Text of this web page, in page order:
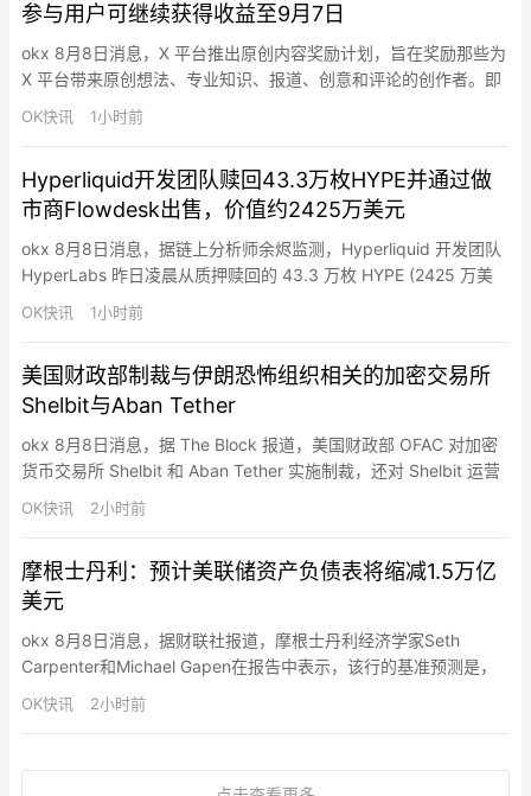
参与用户可继续获得收益至9月7日
okx 8月8日消息，X 平台推出原创内容奖励计划，旨在奖励那些为
X 平台带来原创想法、专业知识、报道、创意和评论的创作者。即
日起，停止新用户加入原收益分成计划。现有收益分成用户可继续
获得收益至 9 月 7 日，之后有三次最终付款（8 月 14 日、8 月 28
成用户可申请加入新的…
OK快讯 1小时前
Hyperliquid开发团队赎回43.3万枚HYPE并通过做
市商Flowdesk出售，价值约2425万美元
okx 8月8日消息，据链上分析师余烬监测，Hyperliquid 开发团队
HyperLabs 昨日凌晨从质押赎回的 43.3 万枚 HYPE (2425 万美
元)，已经在通过做市商 Flowdesk 进行出售。过去几个小时里，开
发团队从质押赎回的 HYPE 其中有 16.5 万枚 (923 万美元) 转给了
OK快讯 1小时前
美国财政部制裁与伊朗恐怖组织相关的加密交易所
Shelbit与Aban Tether
okx 8月8日消息，据 The Block 报道，美国财政部 OFAC 对加密
货币交易所 Shelbit 和 Aban Tether 实施制裁，还对 Shelbit 运营
者 Siavash Kayvanpour 及其在格鲁吉亚、波兰和阿联酋拥有和控
制的多家公司实施了制裁。财政部外国资产控制办公室指控这些交
OK快讯 2小时前
摩根士丹利：预计美联储资产负债表将缩减1.5万亿
美元
okx 8月8日消息，据财联社报道，摩根士丹利经济学家Seth
Carpenter和Michael Gapen在报告中表示，该行的基准预测是，
美联储将在大约两年内把资产负债表规模缩减约1.5万亿美元，最早
可能从2027年第一季度开始；合理的缩减区间为6,000亿至2.5万
OK快讯 2小时前